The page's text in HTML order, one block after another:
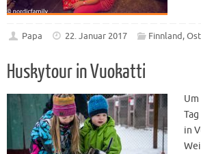
Papa 22. Januar 2017 Finnland,
Huskytour in Vuokatti
in